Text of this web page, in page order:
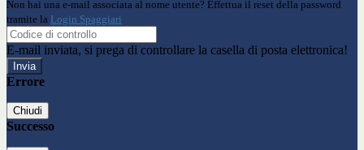
Non hai una e-mail associata al nome utente? Effettua il reset della password
tramite la Login Spaggiari
E-mail inviata, si prega di controllare la casella di posta elettronica!
Errore
Chiudi
Successo